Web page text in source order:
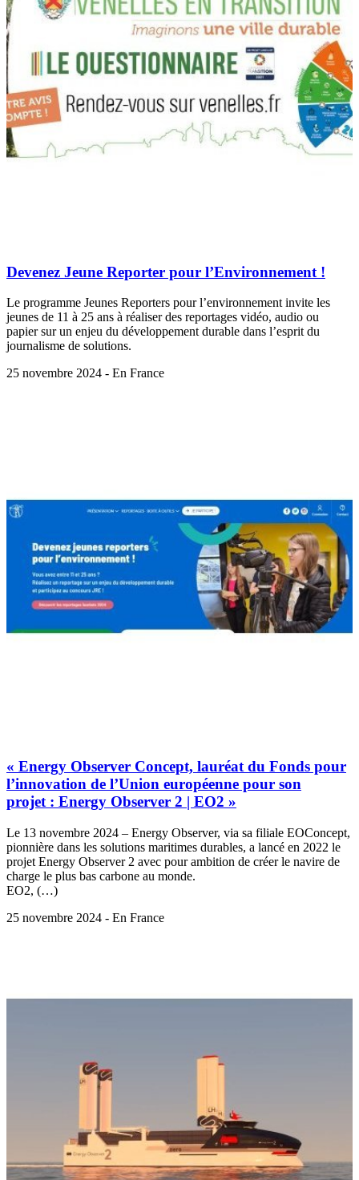
Devenez Jeune Reporter pour l’Environnement !
Le programme Jeunes Reporters pour l’environnement invite les
jeunes de 11 à 25 ans à réaliser des reportages vidéo, audio ou
papier sur un enjeu du développement durable dans l’esprit du
journalisme de solutions.
25 novembre 2024 - En France
« Energy Observer Concept, lauréat du Fonds pour
l’innovation de l’Union européenne pour son
projet : Energy Observer 2 | EO2 »
Le 13 novembre 2024 – Energy Observer, via sa filiale EOConcept,
pionnière dans les solutions maritimes durables, a lancé en 2022 le
projet Energy Observer 2 avec pour ambition de créer le navire de
charge le plus bas carbone au monde.
EO2, (…)
25 novembre 2024 - En France